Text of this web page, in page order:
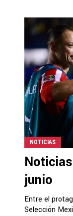
NOTICIAS
junio
Entre el
Selección